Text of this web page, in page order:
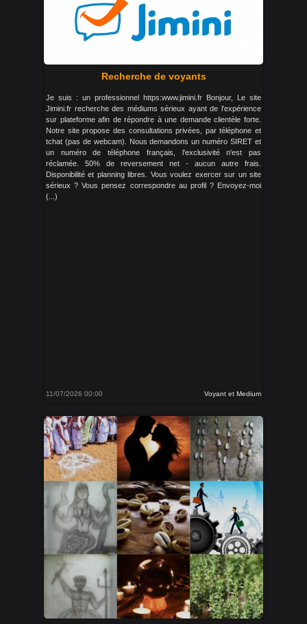
Recherche de voyants
Je suis : un professionnel https:www.jimini.fr Bonjour, Le site
Jimini.fr recherche des médiums sérieux ayant de l'expérience
sur plateforme afin de répondre à une demande clientèle forte.
Notre site propose des consultations privées, par téléphone et
tchat (pas de webcam). Nous demandons un numéro SIRET et
un numéro de téléphone français, l'exclusivité n'est pas
réclamée. 50% de reversement net - aucun autre frais.
Disponibilité et planning libres. Vous voulez exercer sur un site
sérieux ? Vous pensez correspondre au profil ? Envoyez-moi
(...)
11/07/2026 00:00 Voyant et Medium